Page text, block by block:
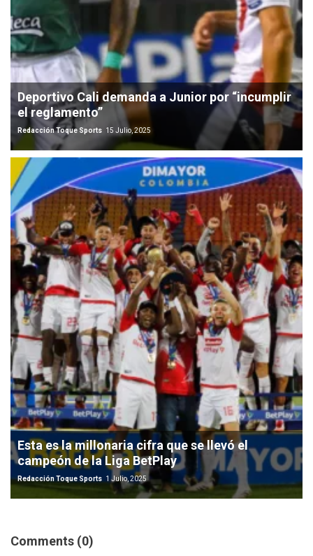
Deportivo Cali demanda a Junior por “incumplir
el reglamento”
Redacción Toque Sports 15 Julio, 2025
Esta es la millonaria cifra que se llevó el
campeón de la Liga BetPlay
Redacción Toque Sports 1 Julio, 2025
Comments (0)